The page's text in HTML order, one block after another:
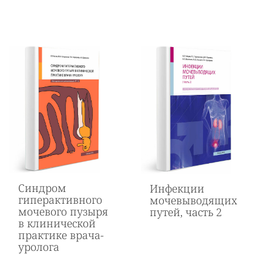
Синдром
гиперактивного
мочевого пузыря
в клинической
практике врача-
уролога
Инфекции
мочевыводящих
путей, часть 2